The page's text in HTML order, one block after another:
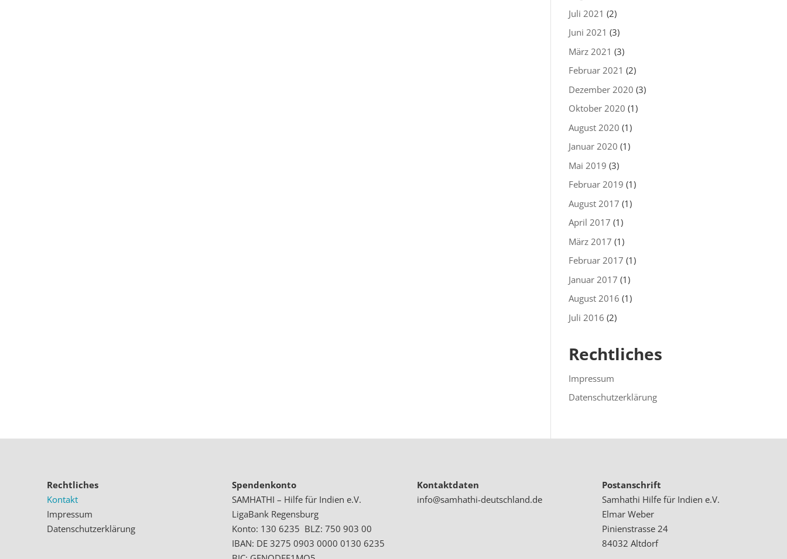
Juli 2021 (2)
Juni 2021 (3)
März 2021 (3)
Februar 2021 (2)
Dezember 2020 (3)
Oktober 2020 (1)
August 2020 (1)
Januar 2020 (1)
Mai 2019 (3)
Februar 2019 (1)
August 2017 (1)
April 2017 (1)
März 2017 (1)
Februar 2017 (1)
Januar 2017 (1)
August 2016 (1)
Juli 2016 (2)
Rechtliches
Impressum
Datenschutzerklärung
Rechtliches
Kontakt
Impressum
Datenschutzerklärung
Spendenkonto
SAMHATHI – Hilfe für Indien e.V.
LigaBank Regensburg
Konto: 130 6235 BLZ: 750 903 00
IBAN: DE 3275 0903 0000 0130 6235
Kontaktdaten
info@samhathi-deutschland.de
Postanschrift
Samhathi Hilfe für Indien e.V.
Elmar Weber
Pinienstrasse 24
84032 Altdorf